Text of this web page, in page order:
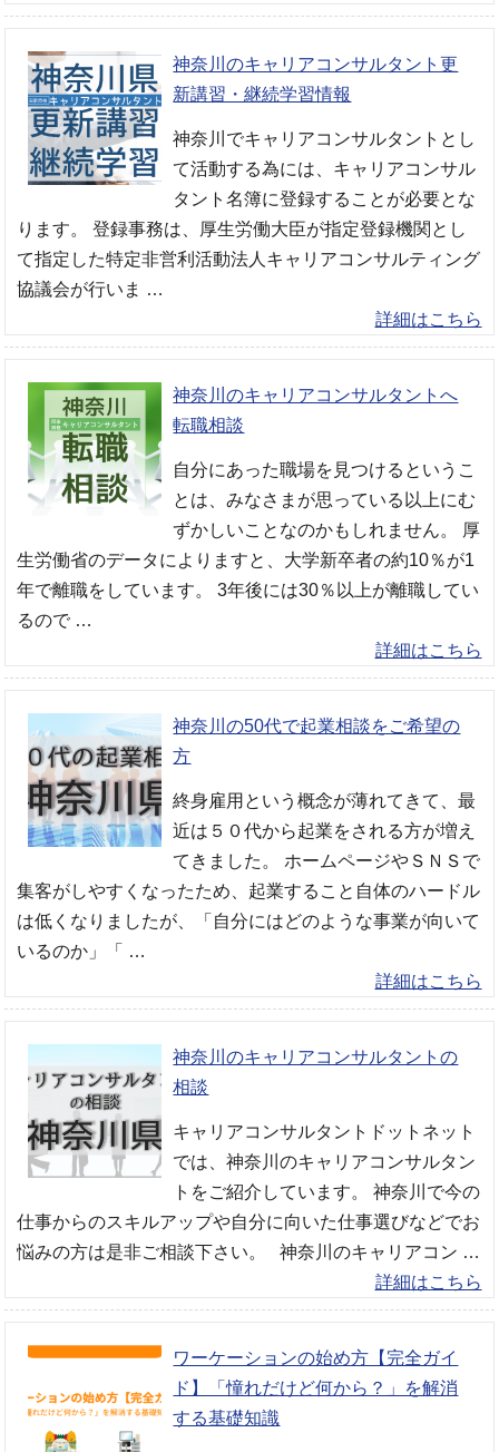
神奈川のキャリアコンサルタント更
新講習・継続学習情報
神奈川でキャリアコンサルタントとし
て活動する為には、キャリアコンサル
タント名簿に登録することが必要とな
ります。 登録事務は、厚生労働大臣が指定登録機関とし
て指定した特定非営利活動法人キャリアコンサルティング
協議会が行いま …
詳細はこちら
神奈川のキャリアコンサルタントへ
転職相談
自分にあった職場を見つけるというこ
とは、みなさまが思っている以上にむ
ずかしいことなのかもしれません。 厚
生労働省のデータによりますと、大学新卒者の約10％が1
年で離職をしています。 3年後には30％以上が離職してい
るので …
詳細はこちら
神奈川の50代で起業相談をご希望の
方
終身雇用という概念が薄れてきて、最
近は５０代から起業をされる方が増え
てきました。 ホームページやＳＮＳで
集客がしやすくなったため、起業すること自体のハードル
は低くなりましたが、「自分にはどのような事業が向いて
いるのか」「 …
詳細はこちら
神奈川のキャリアコンサルタントの
相談
キャリアコンサルタントドットネット
では、神奈川のキャリアコンサルタン
トをご紹介しています。 神奈川で今の
仕事からのスキルアップや自分に向いた仕事選びなどでお
悩みの方は是非ご相談下さい。 神奈川のキャリアコン …
詳細はこちら
ワーケーションの始め方【完全ガイ
ド】「憧れだけど何から？」を解消
する基礎知識